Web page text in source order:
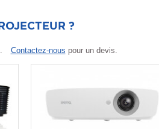
?
Contactez-nous pour un devis.